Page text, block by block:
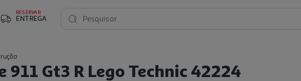
RESERVAR
ENTREGA Pesquisar
911 Gt3 R Lego Technic 42224